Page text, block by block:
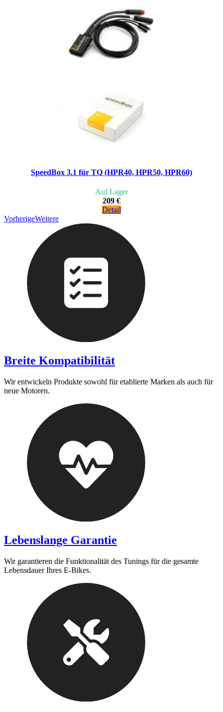
SpeedBox 3.1 für TQ (HPR40, HPR50, HPR60)
Auf Lager
209 €
Detail
VorherigeWeitere
Breite Kompatibilität
Wir entwickeln Produkte sowohl für etablierte Marken als auch für
neue Motoren.
Lebenslange Garantie
Wir garantieren die Funktionalität des Tunings für die gesamte
Lebensdauer Ihres E-Bikes.